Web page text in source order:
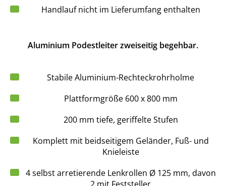
Handlauf nicht im Lieferumfang enthalten
Aluminium Podestleiter zweiseitig begehbar.
Stabile Aluminium-Rechteckrohrholme
Plattformgröße 600 x 800 mm
200 mm tiefe, geriffelte Stufen
Komplett mit beidseitigem Geländer, Fuß- und
Knieleiste
4 selbst arretierende Lenkrollen Ø 125 mm, davon